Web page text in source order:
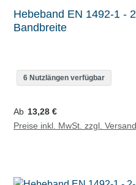
Hebeband EN 1492-1 -
Bandbreite
6 Nutzlängen verfügbar
Regulärer Preis:
Ab 13,28 €
Preise inkl. MwSt. zzgl.